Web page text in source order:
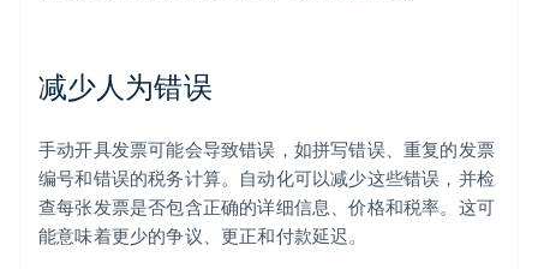
减少人为错误
手动开具发票可能会导致错误，如拼写错误、重复的发票
编号和错误的税务计算。自动化可以减少这些错误，并检
查每张发票是否包含正确的详细信息、价格和税率。这可
能意味着更少的争议、更正和付款延迟。